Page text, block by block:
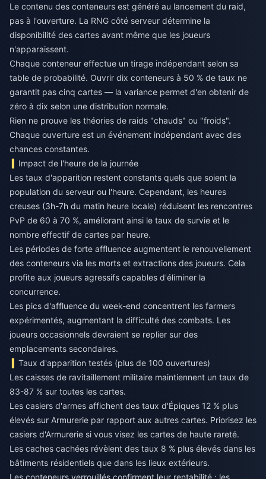
Le contenu des conteneurs est généré au lancement du raid,
pas à l'ouverture. La RNG côté serveur détermine la
disponibilité des cartes avant même que les joueurs
n'apparaissent.
Chaque conteneur effectue un tirage indépendant selon sa
table de probabilité. Ouvrir dix conteneurs à 50 % de taux ne
garantit pas cinq cartes — la variance permet d'en obtenir de
zéro à dix selon une distribution normale.
Rien ne prouve les théories de raids "chauds" ou "froids".
Chaque ouverture est un événement indépendant avec des
chances constantes.
Impact de l'heure de la journée
Les taux d'apparition restent constants quels que soient la
population du serveur ou l'heure. Cependant, les heures
creuses (3h-7h du matin heure locale) réduisent les rencontres
PvP de 60 à 70 %, améliorant ainsi le taux de survie et le
nombre effectif de cartes par heure.
Les périodes de forte affluence augmentent le renouvellement
des conteneurs via les morts et extractions des joueurs. Cela
profite aux joueurs agressifs capables d'éliminer la
concurrence.
Les pics d'affluence du week-end concentrent les farmers
expérimentés, augmentant la difficulté des combats. Les
joueurs occasionnels devraient se replier sur des
emplacements secondaires.
Taux d'apparition testés (plus de 100 ouvertures)
Les caisses de ravitaillement militaire maintiennent un taux de
83-87 % sur toutes les cartes.
Les casiers d'armes affichent des taux d'Épiques 12 % plus
élevés sur Armurerie par rapport aux autres cartes. Priorisez les
casiers d'Armurerie si vous visez les cartes de haute rareté.
Les caches cachées révèlent des taux 8 % plus élevés dans les
bâtiments résidentiels que dans les lieux extérieurs.
Les conteneurs verrouillés confirment leur rentabilité : les